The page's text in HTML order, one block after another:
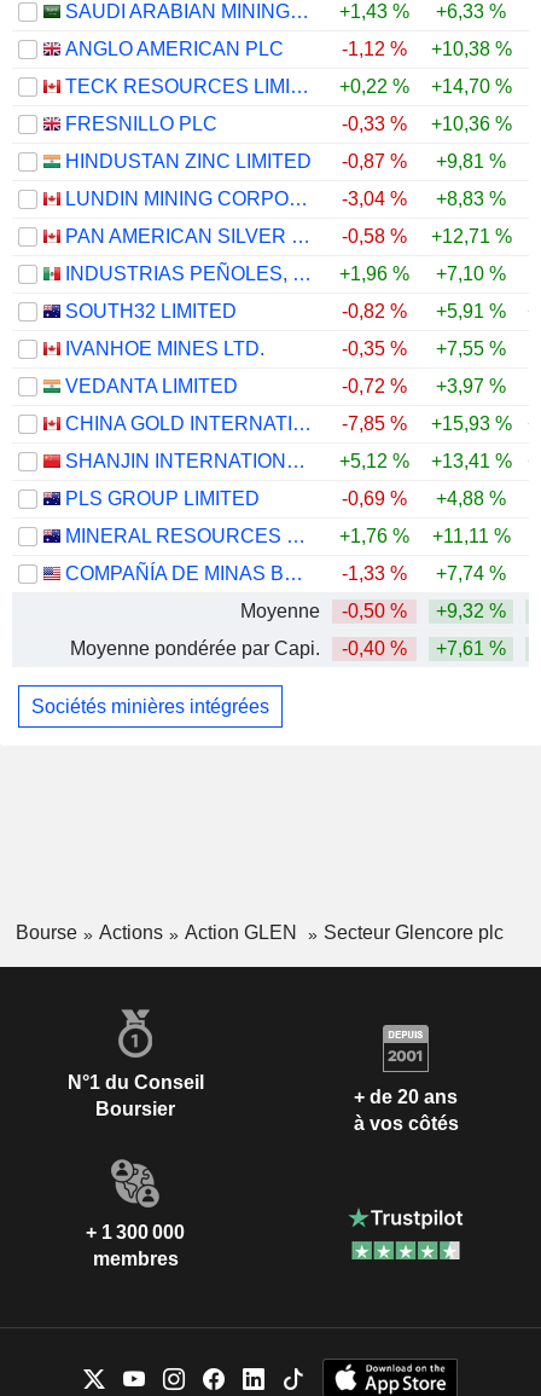
SAUDI ARABIAN MINING COMPANY (MAADEN)
+1,43 % +6,33 %
ANGLO AMERICAN PLC
-1,12 % +10,38 %
TECK RESOURCES LIMITED
+0,22 % +14,70 %
FRESNILLO PLC
-0,33 % +10,36 %
HINDUSTAN ZINC LIMITED
-0,87 % +9,81 %
LUNDIN MINING CORPORATION
-3,04 % +8,83 %
PAN AMERICAN SILVER CORP.
-0,58 % +12,71 %
INDUSTRIAS PEÑOLES, S.A.B. DE C.V.
+1,96 % +7,10 %
SOUTH32 LIMITED
-0,82 % +5,91 %
IVANHOE MINES LTD.
-0,35 % +7,55 %
VEDANTA LIMITED
-0,72 % +3,97 %
CHINA GOLD INTERNATIONAL RESOURCES CORP. LTD.
-7,85 % +15,93 %
SHANJIN INTERNATIONAL GOLD CO., LTD.
+5,12 % +13,41 %
PLS GROUP LIMITED
-0,69 % +4,88 %
MINERAL RESOURCES LIMITED
+1,76 % +11,11 %
COMPAÑÍA DE MINAS BUENAVENTURA S.A.A.
-1,33 % +7,74 %
Moyenne
-0,50 % +9,32 %
Moyenne pondérée par Capi.
-0,40 % +7,61 %
Sociétés minières intégrées
Bourse Actions Action GLEN Secteur Glencore plc
N°1 du Conseil
Boursier
+ de 20 ans
à vos côtés
+ 1 300 000
membres